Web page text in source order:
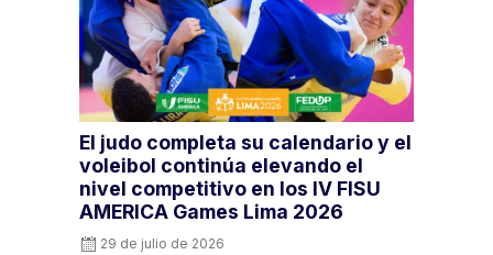
El judo completa su calendario y el
voleibol continúa elevando el
nivel competitivo en los IV FISU
AMERICA Games Lima 2026
29 de julio de 2026